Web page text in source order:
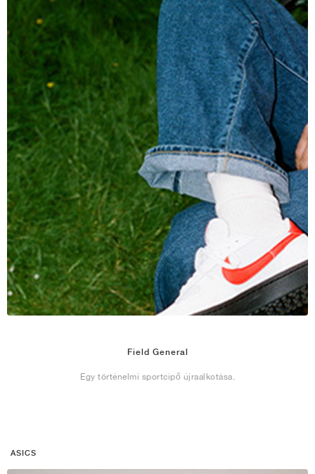
Field General
Egy történelmi sportcipő újraalkotása.
ASICS